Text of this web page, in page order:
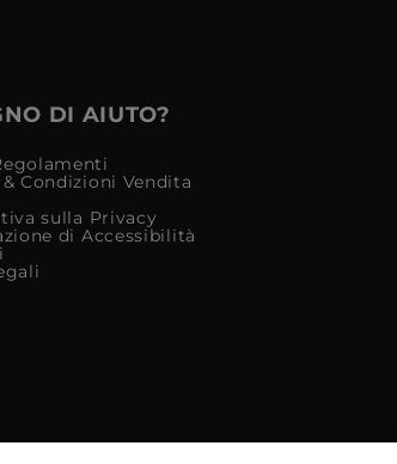
DI AIUTO?
Condizioni Vendita
sulla Privacy
di Accessibilità